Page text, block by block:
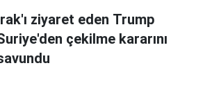
ziyaret eden Trump
çekilme kararını